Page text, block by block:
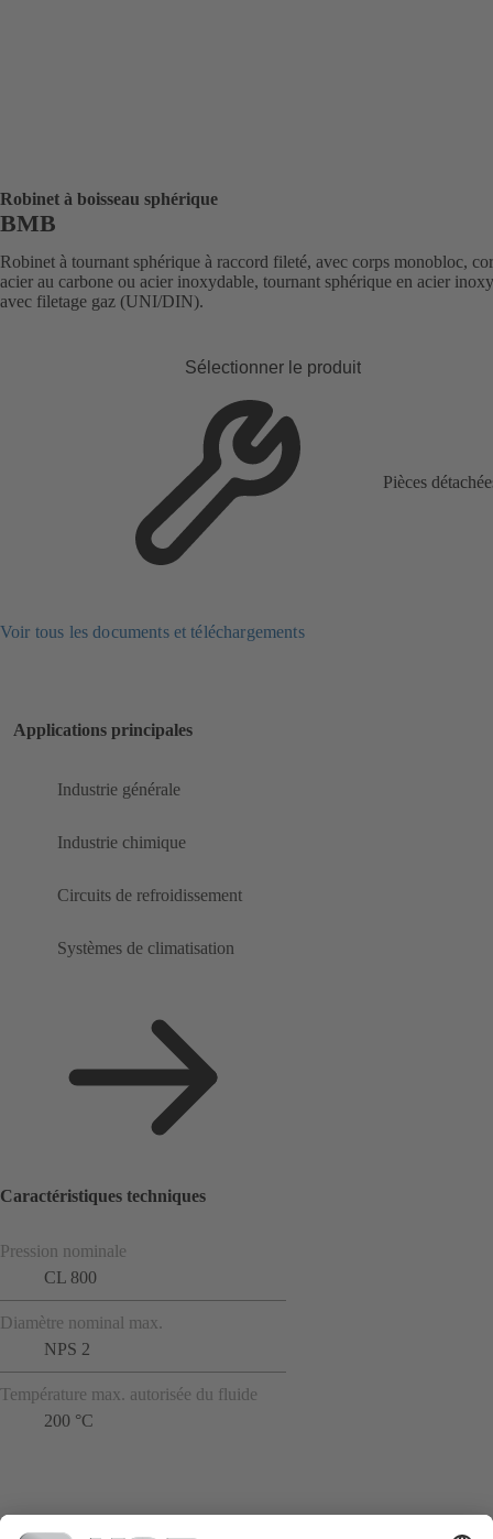
Robinet à boisseau sphérique
BMB
Robinet à tournant sphérique à raccord fileté, avec corps monobloc,
acier au carbone ou acier inoxydable, tournant sphérique en acier
avec filetage gaz (UNI/DIN).
Sélectionner le produit
Pièces
Voir tous les documents et téléchargements
Applications principales
Industrie générale
Industrie chimique
Circuits de refroidissement
Systèmes de climatisation
Caractéristiques techniques
Pression nominale
CL 800
Diamètre nominal max.
NPS 2
Température max. autorisée du fluide
200 °C